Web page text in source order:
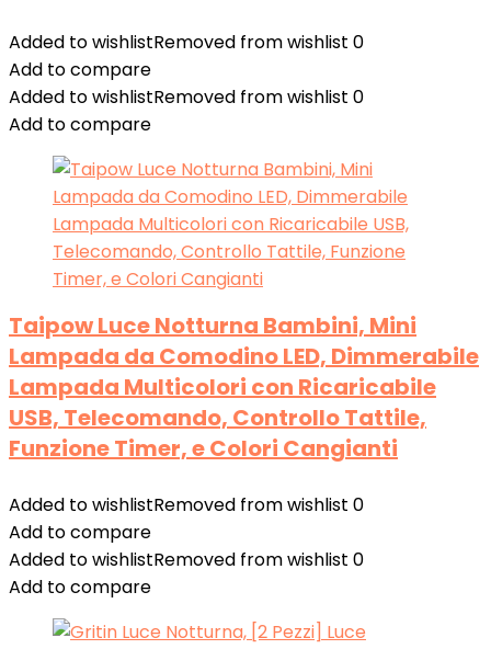
Added to wishlistRemoved from wishlist 0
Add to compare
Added to wishlistRemoved from wishlist 0
Add to compare
Taipow Luce Notturna Bambini, Mini
Lampada da Comodino LED, Dimmerabile
Lampada Multicolori con Ricaricabile
USB, Telecomando, Controllo Tattile,
Funzione Timer, e Colori Cangianti
Added to wishlistRemoved from wishlist 0
Add to compare
Added to wishlistRemoved from wishlist 0
Add to compare